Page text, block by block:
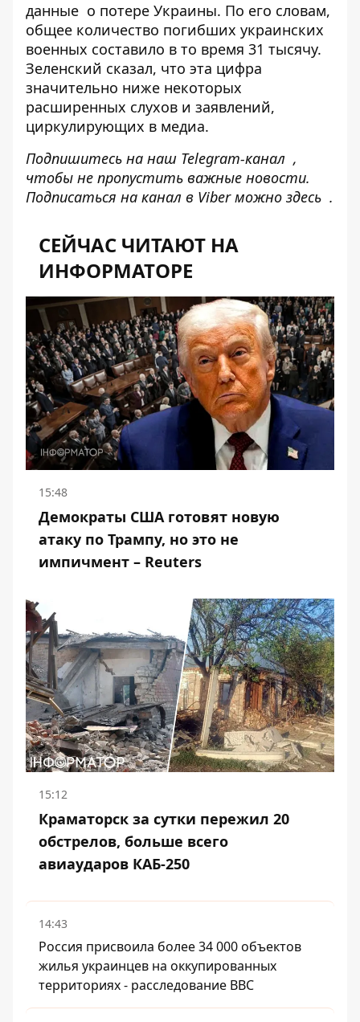
данные о потере Украины. По его словам,
общее количество погибших украинских
военных составило в то время 31 тысячу.
Зеленский сказал, что эта цифра
значительно ниже некоторых
расширенных слухов и заявлений,
циркулирующих в медиа.
Подпишитесь на наш Telegram-канал ,
чтобы не пропустить важные новости.
Подписаться на канал в Viber можно здесь .
СЕЙЧАС ЧИТАЮТ НА
ИНФОРМАТОРЕ
15:48
Демократы США готовят новую
атаку по Трампу, но это не
импичмент – Reuters
15:12
Краматорск за сутки пережил 20
обстрелов, больше всего
авиаударов КАБ-250
14:43
Россия присвоила более 34 000 объектов
жилья украинцев на оккупированных
территориях - расследование BBC